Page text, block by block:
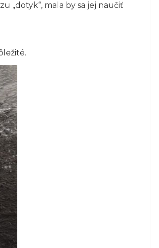
„dotyk“, mala by sa jej naučiť